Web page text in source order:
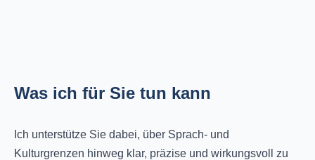
Was ich für Sie tun kann
Ich unterstütze Sie dabei, über Sprach- und
Kulturgrenzen hinweg klar, präzise und wirkungsvoll zu